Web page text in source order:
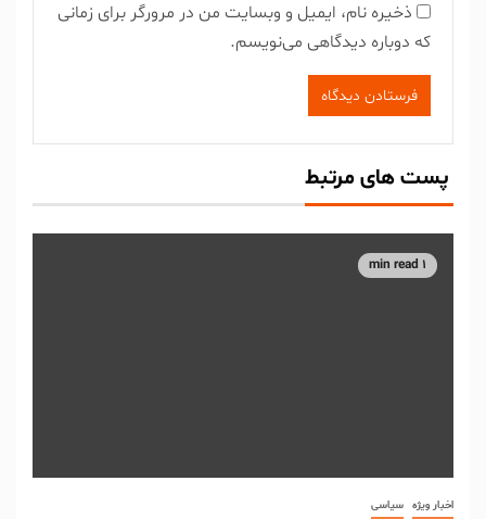
ذخیره نام، ایمیل و وبسایت من در مرورگر برای زمانی
که دوباره دیدگاهی می‌نویسم.
پست های مرتبط
1 min read
اخبار ویژه سیاسی